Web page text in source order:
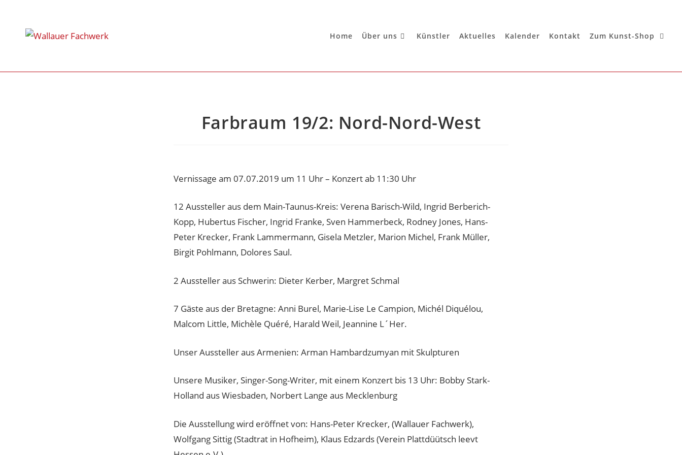
Home Über uns Künstler Aktuelles Kalender Kontakt Zum Kunst-Shop
Farbraum 19/2: Nord-Nord-West
Vernissage am 07.07.2019 um 11 Uhr – Konzert ab 11:30 Uhr
12 Aussteller aus dem Main-Taunus-Kreis: Verena Barisch-Wild, Ingrid Berberich-
Kopp, Hubertus Fischer, Ingrid Franke, Sven Hammerbeck, Rodney Jones, Hans-
Peter Krecker, Frank Lammermann, Gisela Metzler, Marion Michel, Frank Müller,
Birgit Pohlmann, Dolores Saul.
2 Aussteller aus Schwerin: Dieter Kerber, Margret Schmal
7 Gäste aus der Bretagne: Anni Burel, Marie-Lise Le Campion, Michél Diquélou,
Malcom Little, Michèle Quéré, Harald Weil, Jeannine L´Her.
Unser Aussteller aus Armenien: Arman Hambardzumyan mit Skulpturen
Unsere Musiker, Singer-Song-Writer, mit einem Konzert bis 13 Uhr: Bobby Stark-
Holland aus Wiesbaden, Norbert Lange aus Mecklenburg
Die Ausstellung wird eröffnet von: Hans-Peter Krecker, (Wallauer Fachwerk),
Wolfgang Sittig (Stadtrat in Hofheim), Klaus Edzards (Verein Plattdüütsch leevt